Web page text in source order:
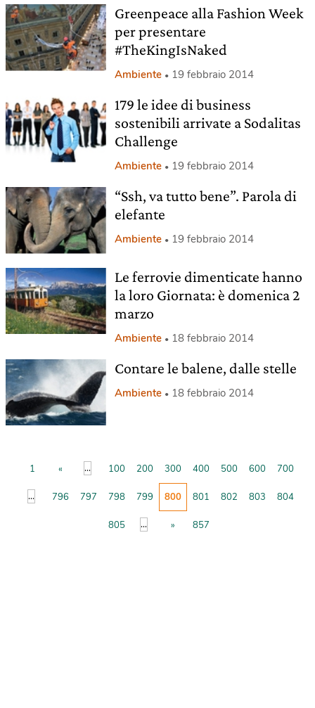
Greenpeace alla Fashion Week
per presentare
#TheKingIsNaked
Ambiente 19 febbraio 2014
179 le idee di business
sostenibili arrivate a Sodalitas
Challenge
Ambiente 19 febbraio 2014
“Ssh, va tutto bene”. Parola di
elefante
Ambiente 19 febbraio 2014
Le ferrovie dimenticate hanno
la loro Giornata: è domenica 2
marzo
Ambiente 18 febbraio 2014
Contare le balene, dalle stelle
Ambiente 18 febbraio 2014
1 « ... 100 200 300 400 500 600 700
... 796 797 798 799 800 801 802 803 804
805 ... » 857